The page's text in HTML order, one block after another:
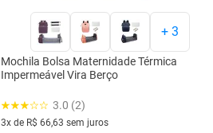
+ 3
Mochila Bolsa Maternidade Térmica
Impermeável Vira Berço
3.0 (2)
3x de R$ 66,63 sem juros